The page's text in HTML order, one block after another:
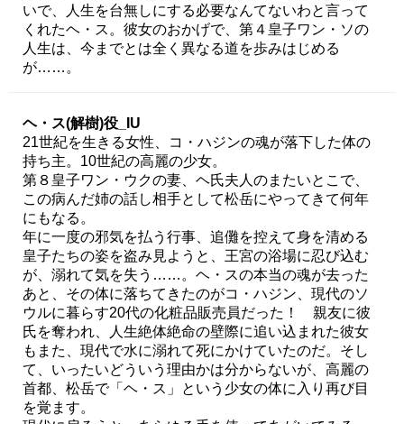
いで、人生を台無しにする必要なんてないわと言って
くれたヘ・ス。彼女のおかげで、第４皇子ワン・ソの
人生は、今までとは全く異なる道を歩みはじめる
が……。
ヘ・ス(解樹)役_IU
21世紀を生きる女性、コ・ハジンの魂が落下した体の
持ち主。10世紀の高麗の少女。
第８皇子ワン・ウクの妻、ヘ氏夫人のまたいとこで、
この病んだ姉の話し相手として松岳にやってきて何年
にもなる。
年に一度の邪気を払う行事、追儺を控えて身を清める
皇子たちの姿を盗み見ようと、王宮の浴場に忍び込む
が、溺れて気を失う……。ヘ・スの本当の魂が去った
あと、その体に落ちてきたのがコ・ハジン、現代のソ
ウルに暮らす20代の化粧品販売員だった！ 親友に彼
氏を奪われ、人生絶体絶命の壁際に追い込まれた彼女
もまた、現代で水に溺れて死にかけていたのだ。そし
て、いったいどういう理由かは分からないが、高麗の
首都、松岳で「ヘ・ス」という少女の体に入り再び目
を覚ます。